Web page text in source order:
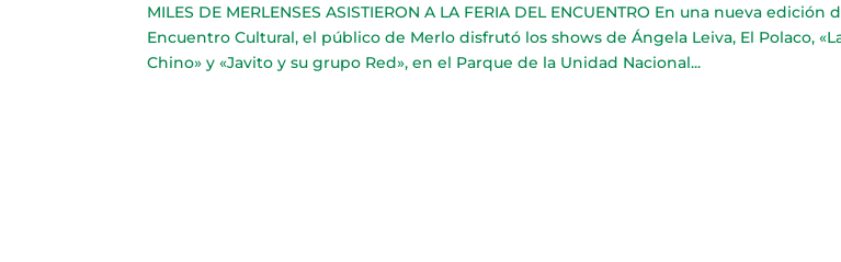
MILES DE MERLENSES ASISTIERON A LA FERIA DEL ENCUENTRO En una nueva edición
Encuentro Cultural, el público de Merlo disfrutó los shows de Ángela Leiva, El Polaco,
Chino» y «Javito y su grupo Red», en el Parque de la Unidad Nacional...